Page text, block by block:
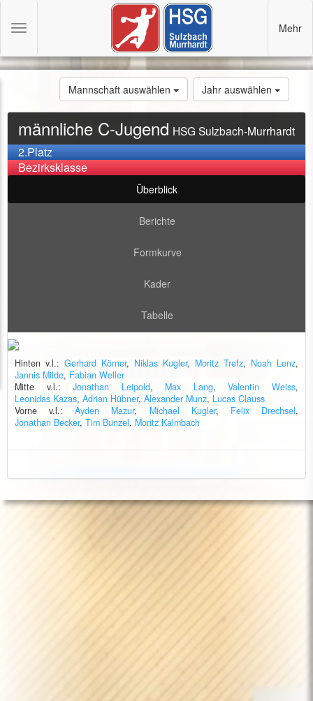
Mannschaft auswählen Jahr auswählen
männliche C-Jugend HSG Sulzbach-Murrhardt
2.Platz
Bezirksklasse
Überblick
Berichte
Formkurve
Kader
Tabelle
Hinten v.l.: Gerhard Körner, Niklas Kugler, Moritz Trefz, Noah Lenz,
Jannis Milde, Fabian Weller
Mitte v.l.:Jonathan Leipold, Max Lang,Valentin Weiss,
Leonidas Kazas, Adrian Hübner, Alexander Munz, Lucas Clauss
Vorne v.l.:Ayden Mazur, Michael Kugler, Felix Drechsel,
Jonathan Becker, Tim Bunzel, Moritz Kalmbach
Toggle
Mehr